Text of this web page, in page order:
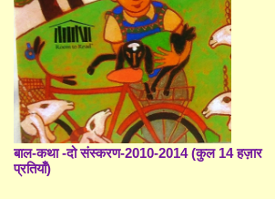
बाल-कथा -दो संस्करण-2010-2014 (कुल 14 हज़ार
प्रतियाँ)